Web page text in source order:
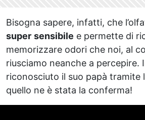
Bisogna sapere, infatti, che
super sensibile e permette di
memorizzare odori che noi, al
riusciamo neanche a percepire.
riconosciuto il suo papà tramite
quello ne è stata la conferma!